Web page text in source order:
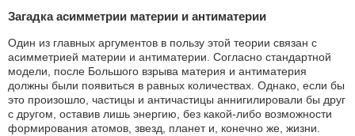
Загадка асимметрии материи и антиматерии
Один из главных аргументов в пользу этой теории связан с
асимметрией материи и антиматерии. Согласно стандартной
модели, после Большого взрыва материя и антиматерия
должны были появиться в равных количествах. Однако, если бы
это произошло, частицы и античастицы аннигилировали бы друг
с другом, оставив лишь энергию, без какой-либо возможности
формирования атомов, звезд, планет и, конечно же, жизни.